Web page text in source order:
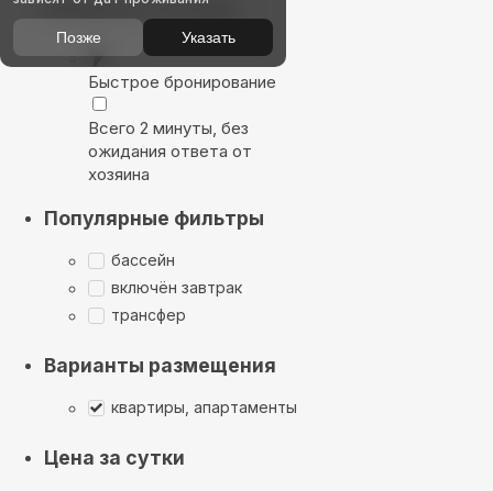
Выбирайте лучшее
Быстрое бронирование
Всего 2 минуты, без
ожидания ответа от
хозяина
Популярные фильтры
бассейн
включён завтрак
трансфер
Варианты размещения
квартиры, апартаменты
Цена за сутки
Позже Указать